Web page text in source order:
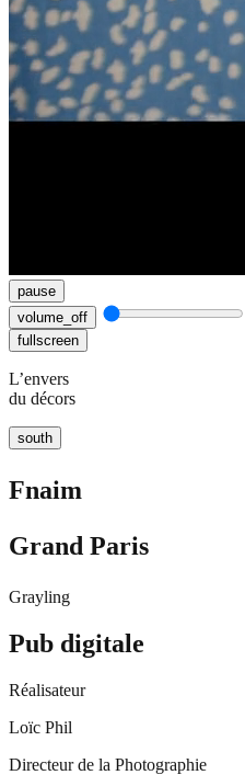
pause
volume_off
fullscreen
L’envers
du décors
south
Fnaim
Grand Paris
Grayling
Pub digitale
Réalisateur
Loïc Phil
Directeur de la Photographie